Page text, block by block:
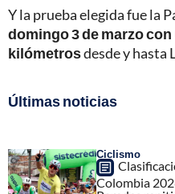
Y la prueba elegida fue la
domingo 3 de marzo con
kilómetrosdesde y hasta
Últimas noticias
Ciclismo
Colombia